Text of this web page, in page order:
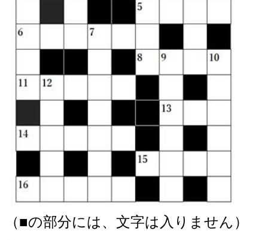
（■の部分には、文字は入りません）